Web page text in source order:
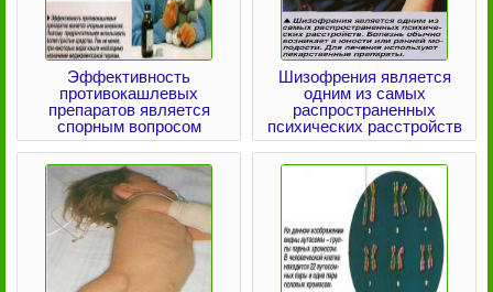
Эффективность
противокашлевых
препаратов является
спорным вопросом
Шизофрения является
одним из самых
распространенных
психических расстройств